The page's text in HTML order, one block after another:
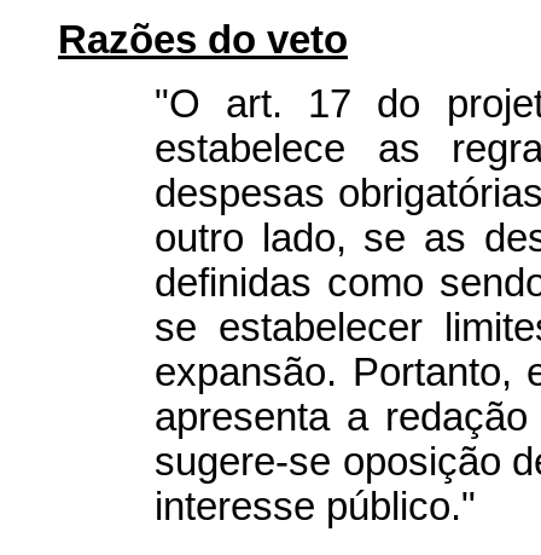
Razões do veto
"O art. 17 do
estabelece as
despesas
outro lado, se as
definidas como
se estabelecer
expansão. Portanto,
apresenta a
sugere-se oposição
interesse público."